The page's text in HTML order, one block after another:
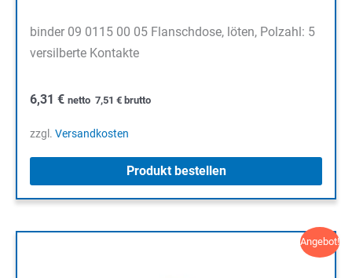
binder 09 0115 00 05 Flanschdose, löten, Polzahl: 5
versilberte Kontakte
6,31 € netto 7,51 € brutto
zzgl. Versandkosten
Produkt bestellen
Angebot!